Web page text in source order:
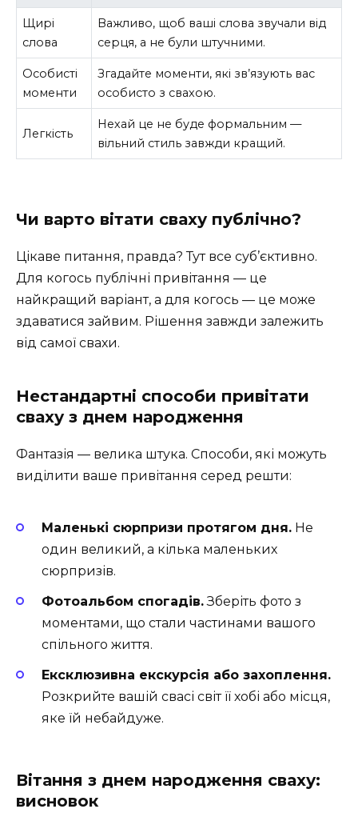
Щирі
слова
Важливо, щоб ваші слова звучали від
серця, а не були штучними.
Особисті
моменти
Згадайте моменти, які зв’язують вас
особисто з свахою.
Легкість
Нехай це не буде формальним —
вільний стиль завжди кращий.
Чи варто вітати сваху публічно?
Цікаве питання, правда? Тут все суб’єктивно.
Для когось публічні привітання — це
найкращий варіант, а для когось — це може
здаватися зайвим. Рішення завжди залежить
від самої свахи.
Нестандартні способи привітати
сваху з днем народження
Фантазія — велика штука. Способи, які можуть
виділити ваше привітання серед решти:
Маленькі сюрпризи протягом дня. Не
один великий, а кілька маленьких
сюрпризів.
Фотоальбом спогадів.Зберіть фото з
моментами, що стали частинами вашого
спільного життя.
Ексклюзивна екскурсія або захоплення.
Розкрийте вашій свасі світ її хобі або місця,
яке їй небайдуже.
Вітання з днем народження сваху:
висновок